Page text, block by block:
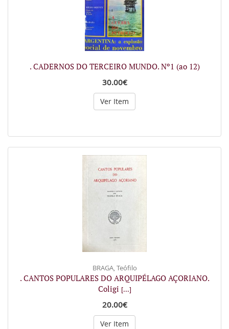
. CADERNOS DO TERCEIRO MUNDO. Nº1 (ao 12)
30.00€
Ver Item
BRAGA, Teófilo
. CANTOS POPULARES DO ARQUIPÉLAGO AÇORIANO.
Coligi [...]
20.00€
Ver Item